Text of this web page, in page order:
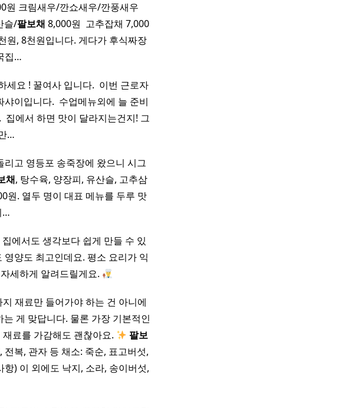
원 크림새우/깐쇼새우/깐풍새우
슬/팔보채 8,000원 ​ 고추잡채 7,000
원, 8천원입니다. 게다가 후식짜장
집…
세요 ! 꿀여사 입니다. ​ 이번 근로자
샤이입니다. ​ 수업메뉴외에 늘 준비
에서 하면 맛이 달라지는건지! 그
…
고 영등포 송죽장에 왔으니 시그
채, 탕수육, 양장피, 유산슬, 고추삼
원. 열두 명이 대표 메뉴를 두루 맛
…
집에서도 생각보다 쉽게 만들 수 있
양도 최고인데요. 평소 요리가 익
세하게 알려드릴게요.
재료만 들어가야 하는 건 아니에
는 게 맞답니다. 물론 가장 기본적인
료를 가감해도 괜찮아요.
팔보
복, 관자 등 채소: 죽순, 표고버섯,
) 이 외에도 낙지, 소라, 송이버섯,